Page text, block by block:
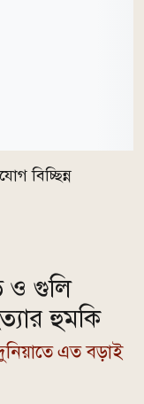
বিচ্ছিন্ন
ও গুলি
হুমকি
এত বড়াই